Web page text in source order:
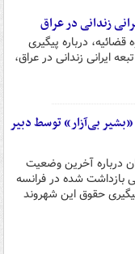
زندانی در عراق
قضائیه، درباره پیگیری
ایرانی زندانی در عراق،
بی‌آزار» توسط دبیر
درباره آخرین وضعیت
بازداشت شده در فرانسه
حقوق این شهروند